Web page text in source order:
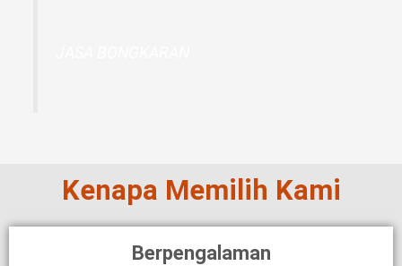
Kenapa Memilih Kami
Berpengalaman